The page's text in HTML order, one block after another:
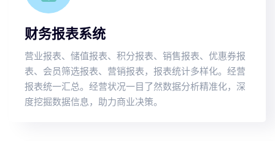
财务报表系统
营业报表、储值报表、积分报表、销售报表、优惠券报
表、会员筛选报表、营销报表，报表统计多样化。经营
报表统一汇总。经营状况一目了然数据分析精准化，深
度挖掘数据信息，助力商业决策。